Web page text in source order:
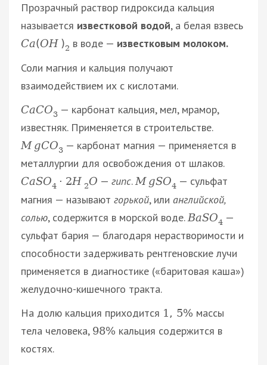
Прозрачный раствор гидроксида кальция
называется известковой водой, а белая взвесь
Ca(OH )2 в воде — известковым молоком.
Соли магния и кальция получают
взаимодействием их с кислотами.
CaCO3 — карбонат кальция, мел, мрамор,
известняк. Применяется в строительстве.
M gCO3 — карбонат магния — применяется в
металлургии для освобождения от шлаков.
CaSO4 · 2H 2O — гипс.M gSO4 — сульфат
магния — называют горькой, или английской,
солью, содержится в морской воде.BaSO4 —
сульфат бария — благодаря нерастворимости и
способности задерживать рентгеновские лучи
применяется в диагностике («баритовая каша»)
желудочно-кишечного тракта.
На долю кальция приходится 1, 5% массы
тела человека, 98% кальция содержится в
костях.